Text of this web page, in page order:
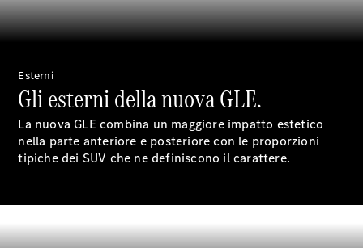
Manutenzione
Riparazione
Esterni
Gli esterni della nuova GLE.
La nuova GLE combina un maggiore impatto estetico
nella parte anteriore e posteriore con le proporzioni
tipiche dei SUV che ne definiscono il carattere.